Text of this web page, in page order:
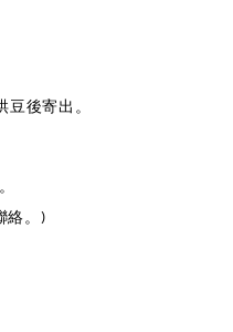
後寄出。
絡。)